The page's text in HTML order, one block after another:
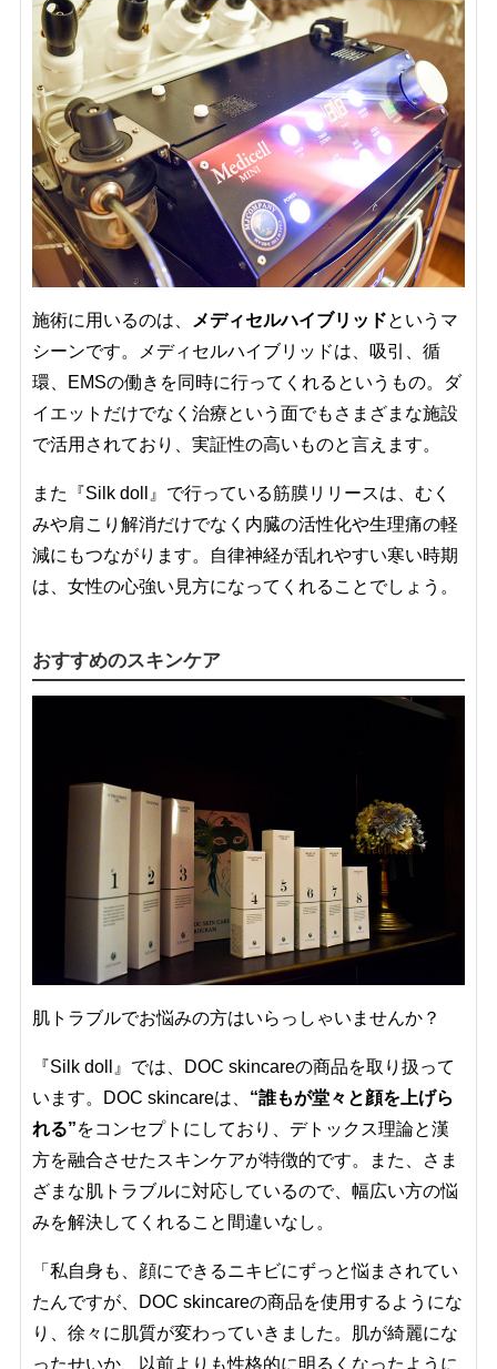
施術に用いるのは、 メディセルハイブリッドというマ
シーンです。メディセルハイブリッドは、吸引、循
環、EMSの働きを同時に行ってくれるというもの。ダ
イエットだけでなく治療という面でもさまざまな施設
で活用されており、実証性の高いものと言えます。
また『Silk doll』で行っている筋膜リリースは、むく
みや肩こり解消だけでなく内臓の活性化や生理痛の軽
減にもつながります。自律神経が乱れやすい寒い時期
は、女性の心強い見方になってくれることでしょう。
おすすめのスキンケア
肌トラブルでお悩みの方はいらっしゃいませんか？
『Silk doll』では、DOC skincareの商品を取り扱って
います。DOC skincareは、 “誰もが堂々と顔を上げら
れる”をコンセプトにしており、デトックス理論と漢
方を融合させたスキンケアが特徴的です。また、さま
ざまな肌トラブルに対応しているので、幅広い方の悩
みを解決してくれること間違いなし。
「私自身も、顔にできるニキビにずっと悩まされてい
たんですが、DOC skincareの商品を使用するようにな
り、徐々に肌質が変わっていきました。肌が綺麗にな
ったせいか、以前よりも性格的に明るくなったように